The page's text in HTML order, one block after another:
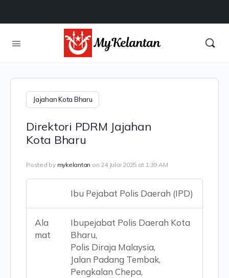
Jajahan Kota Bharu
Direktori PDRM Jajahan
Kota Bharu
Posted by mykelantan on 24 Julai 2025 at 1:39 AM
Ibu Pejabat Polis Daerah (IPD)
Ala
mat
Ibupejabat Polis Daerah Kota
Bharu,
Polis Diraja Malaysia,
Jalan Padang Tembak,
Pengkalan Chepa,